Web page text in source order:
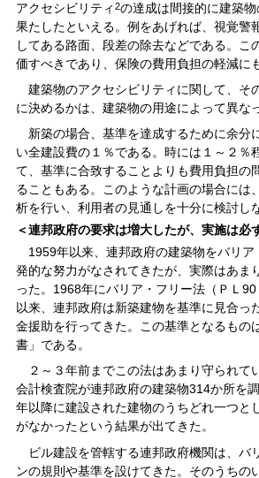
アクセシビリティ 2の達成は間接的に建築
果たしたといえる。例をあげれば、視覚警
してある路面、段差の除去などである。こ
価すべきであり、保険の費用負担の軽減に
建築物のアクセシビリティに関して、そ
に決めるかは、建築物の用途によって異な
新築の場合、基準を達成するために余分
い全建設費の１％である。時には１～２％
て、基準に合致することよりも費用負担の
ることもある。このような計画の場合には
析を行い、利用者の見通しを十分に検討し
＜連邦政府の要求は増大したが、実施は必
1959年以来、連邦政府の建築物をバリア
発的な努力がなされてきたが、実際はあま
った。1968年にバリア・フリー法（ＰＬ
以来、連邦政府は新築建物を基準に見合っ
金援助を行ってきた。この基準となるもの
書」である。
２～３年前までこの法はあまり守られて
会計検査院が連邦政府の建築物314か所を
年以降に建設された建物のうちどれ一つと
がなかったという結果が出てきた。
ビル建設を管轄する連邦政府機関は、バ
ンの規則や基準を設けてきた。そのうちの